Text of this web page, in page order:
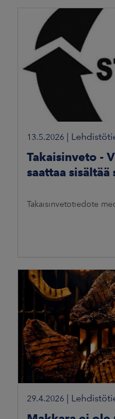
13.5.2026
Takaisinveto -
saattaa
Takaisinvetotiedote
29.4.2026